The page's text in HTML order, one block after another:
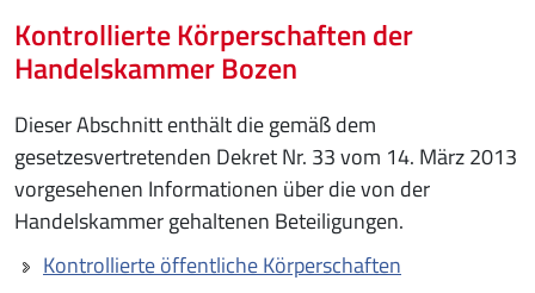
Kontrollierte Körperschaften der
Handelskammer Bozen
Dieser Abschnitt enthält die gemäß dem
gesetzesvertretenden Dekret Nr. 33 vom 14. März 2013
vorgesehenen Informationen über die von der
Handelskammer gehaltenen Beteiligungen.
Kontrollierte öffentliche Körperschaften